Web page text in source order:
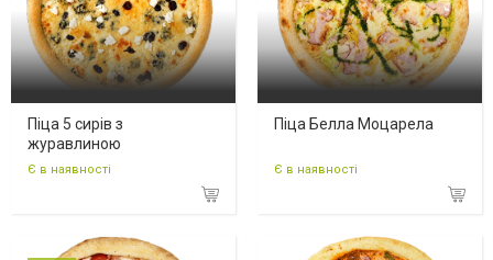
Піца 5 сирів з
журавлиною
Є в наявності
Піца Белла Моцарела
Є в наявності